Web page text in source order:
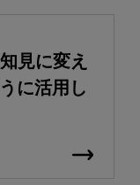
見に変え
に活用し